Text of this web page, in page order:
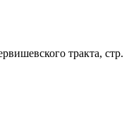
тракта, стр.